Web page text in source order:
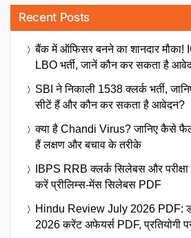
Recent Posts
बैंक में ऑफिसर बनने का शानदार मौका!
LBO भर्ती, जानें कौन कर सकता है
SBI ने निकाली 1538 क्लर्क भर्ती,
सीटें हैं और कौन कर सकता है आवेदन?
क्या है Chandi Virus? जानिए कैसे
हैं लक्षण और बचाव के तरीके
IBPS RRB क्लर्क सिलेबस और
करें प्रीलिम्स-मेंस सिलेबस PDF
Hindu Review July 2026 PDF:
2026 करेंट अफेयर्स PDF, प्रतियोगी